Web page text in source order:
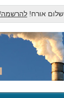
שלום אורח!